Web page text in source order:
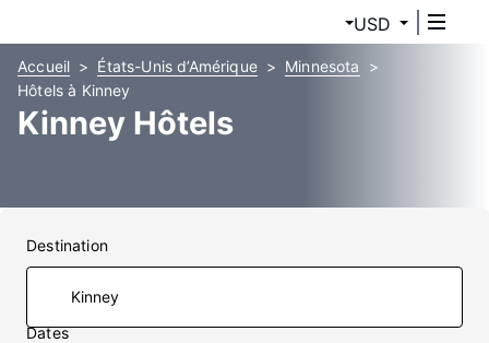
USD
Accueil États-Unis d’Amérique
Minnesota
Hôtels à Kinney
Kinney Hôtels
Destination
Dates